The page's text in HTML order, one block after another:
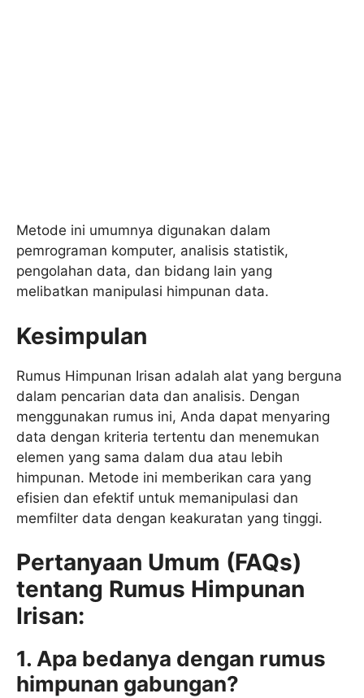
Metode ini umumnya digunakan dalam
pemrograman komputer, analisis statistik,
pengolahan data, dan bidang lain yang
melibatkan manipulasi himpunan data.
Kesimpulan
Rumus Himpunan Irisan adalah alat yang berguna
dalam pencarian data dan analisis. Dengan
menggunakan rumus ini, Anda dapat menyaring
data dengan kriteria tertentu dan menemukan
elemen yang sama dalam dua atau lebih
himpunan. Metode ini memberikan cara yang
efisien dan efektif untuk memanipulasi dan
memfilter data dengan keakuratan yang tinggi.
Pertanyaan Umum (FAQs)
tentang Rumus Himpunan
Irisan:
1. Apa bedanya dengan rumus
himpunan gabungan?